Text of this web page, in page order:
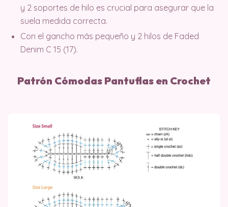
y 2 soportes de hilo es crucial para asegurar que la
suela medida correcta.
Con el gancho más pequeño y 2 hilos de Faded
Denim C 15 (17).
Patrón Cómodas Pantuflas en Crochet